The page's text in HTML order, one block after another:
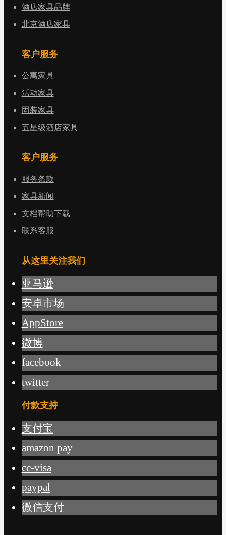
酒店家具品牌
北京酒店家具
客户服务
公寓家具
活动家具
固装家具
五星级酒店家具
客户服务
服务条款
家具新闻
文档帮助下载
联系客服
从这里关注我们
亚马逊
安卓市场
AppStore
微博
facebook
twitter
付款支持
支付宝
amazon pay
cc-visa
paypal
微信支付